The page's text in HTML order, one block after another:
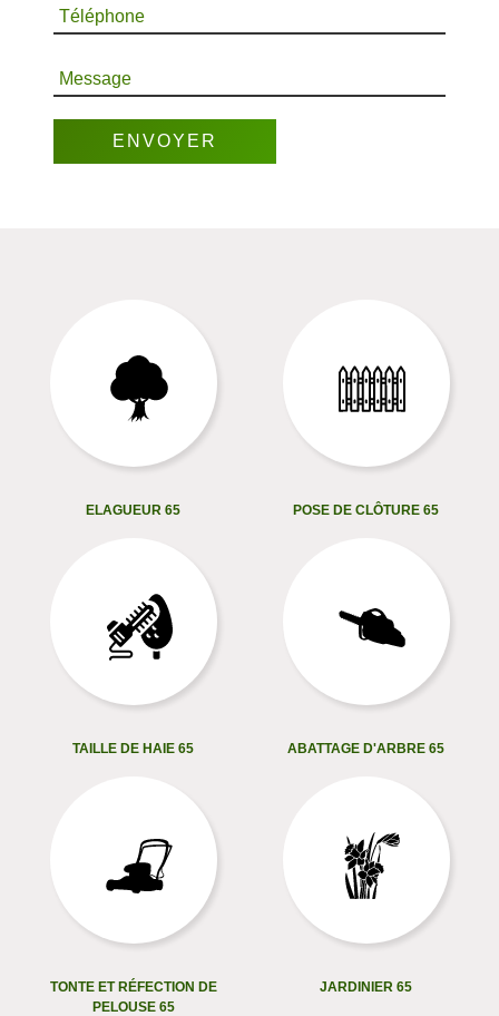
Téléphone
Message
ELAGUEUR 65 POSE DE CLÔTURE 65
TAILLE DE HAIE 65 ABATTAGE D'ARBRE 65
TONTE ET RÉFECTION DE
PELOUSE 65
JARDINIER 65